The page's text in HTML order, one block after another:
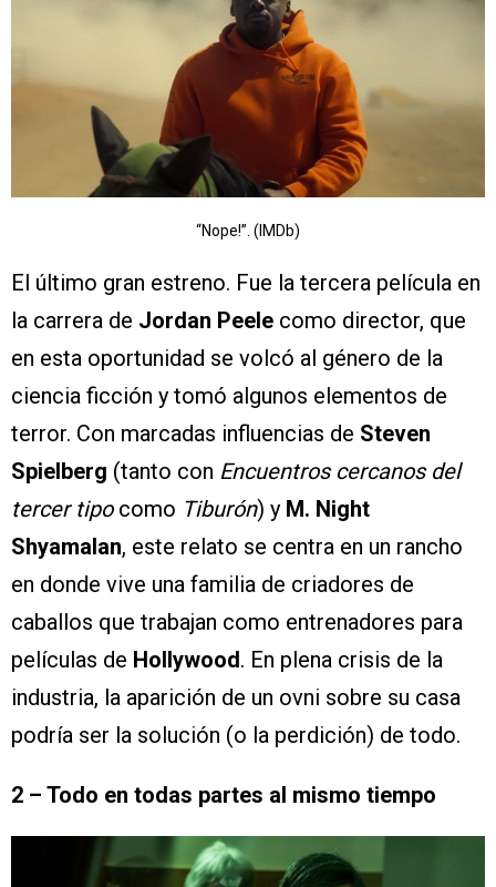
“Nope!”. (IMDb)
El último gran estreno. Fue la tercera película en
la carrera de Jordan Peele como director, que
en esta oportunidad se volcó al género de la
ciencia ficción y tomó algunos elementos de
terror. Con marcadas influencias de Steven
Spielberg (tanto con Encuentros cercanos del
tercer tipo como Tiburón) y M. Night
Shyamalan, este relato se centra en un rancho
en donde vive una familia de criadores de
caballos que trabajan como entrenadores para
películas de Hollywood. En plena crisis de la
industria, la aparición de un ovni sobre su casa
podría ser la solución (o la perdición) de todo.
2 – Todo en todas partes al mismo tiempo